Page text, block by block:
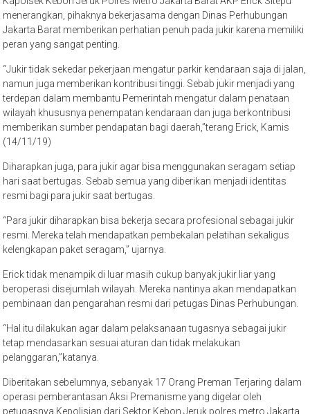
menerangkan, pihaknya bekerjasama dengan Dinas Perhubungan
Jakarta Barat memberikan perhatian penuh pada jukir karena memiliki
peran yang sangat penting.
“Jukir tidak sekedar pekerjaan mengatur parkir kendaraan saja di jalan,
namun juga memberikan kontribusi tinggi. Sebab jukir menjadi yang
terdepan dalam membantu Pemerintah mengatur dalam penataan
wilayah khususnya penempatan kendaraan dan juga berkontribusi
memberikan sumber pendapatan bagi daerah,”terang Erick, Kamis
(14/11/19)
Diharapkan juga, para jukir agar bisa menggunakan seragam setiap
hari saat bertugas. Sebab semua yang diberikan menjadi identitas
resmi bagi para jukir saat bertugas.
“Para jukir diharapkan bisa bekerja secara profesional sebagai jukir
resmi. Mereka telah mendapatkan pembekalan pelatihan sekaligus
kelengkapan paket seragam,” ujarnya.
Erick tidak menampik di luar masih cukup banyak jukir liar yang
beroperasi disejumlah wilayah. Mereka nantinya akan mendapatkan
pembinaan dan pengarahan resmi dari petugas Dinas Perhubungan.
“Hal itu dilakukan agar dalam pelaksanaan tugasnya sebagai jukir
tetap mendasarkan sesuai aturan dan tidak melakukan
pelanggaran,”katanya.
Diberitakan sebelumnya, sebanyak 17 Orang Preman Terjaring dalam
operasi pemberantasan Aksi Premanisme yang digelar oleh
petugasnya Kepolisian dari Sektor Kebon Jeruk polres metro Jakarta